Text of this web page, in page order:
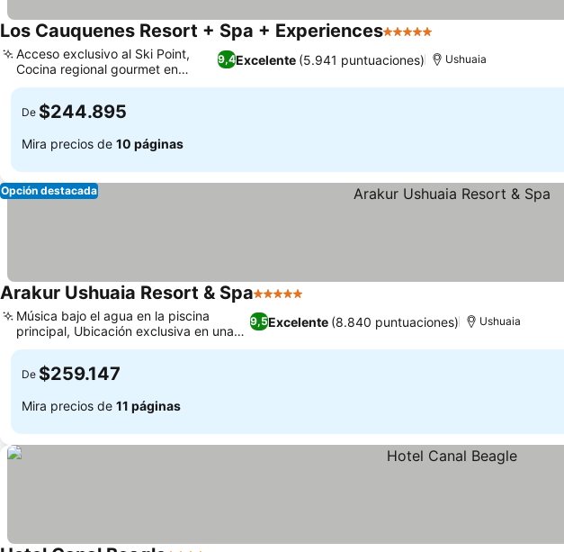
Los Cauquenes Resort + Spa + Experiences5 Estrellas
9,4Excelente (5.941 puntuaciones)
Acceso exclusivo al Ski Point,
Cocina regional gourmet en
Reinamora
Ushuaia
De $244.895
Mira precios de 10 páginas
Opción destacada
Arakur Ushuaia Resort & Spa5 Estrellas
9,5Excelente (8.840 puntuaciones)
Música bajo el agua en la piscina
principal, Ubicación exclusiva en una
reserva natural
Ushuaia
De $259.147
Mira precios de 11 páginas